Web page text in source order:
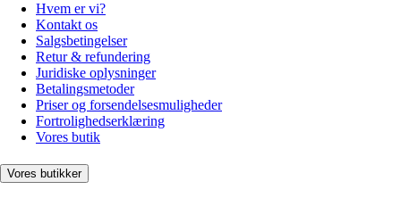
Hvem er vi?
Kontakt os
Salgsbetingelser
Retur & refundering
Juridiske oplysninger
Betalingsmetoder
Priser og forsendelsesmuligheder
Fortrolighedserklæring
Vores butik
Vores butikker